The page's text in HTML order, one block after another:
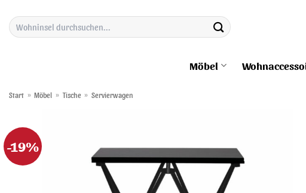
Inhalt
springen
Suchen
nach:
Möbel
Start » Möbel » Tische » Servierwagen
-19%